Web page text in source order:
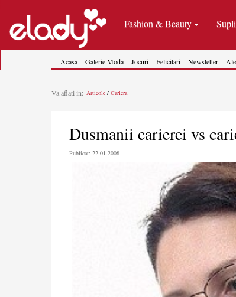
Fashion & Beauty
Acasa Galerie Moda Jocuri Felicitari Newsletter
Va aflati in: Articole / Cariera
Dusmanii carierei vs
Publicat: 22.01.2008